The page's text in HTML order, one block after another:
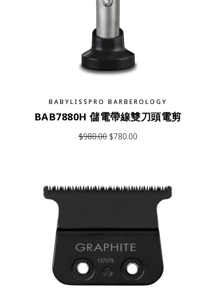
BABYLISSPRO BARBEROLOGY
BAB7880H 儲電帶線雙刀頭電剪
$980.00 $780.00